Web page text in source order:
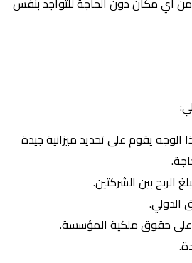
يقوم على تحديد ميزانية جيدة
الربح بين الشركتين.
الدولي.
على حقوق ملكية المؤسسة.